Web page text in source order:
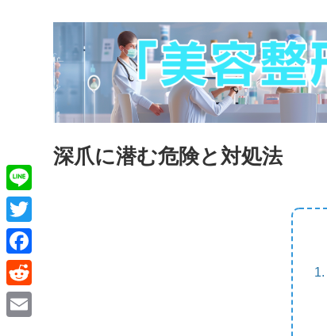
深爪に潜む危険と対処法
L
i
n
e
T
w
i
t
F
a
c
R